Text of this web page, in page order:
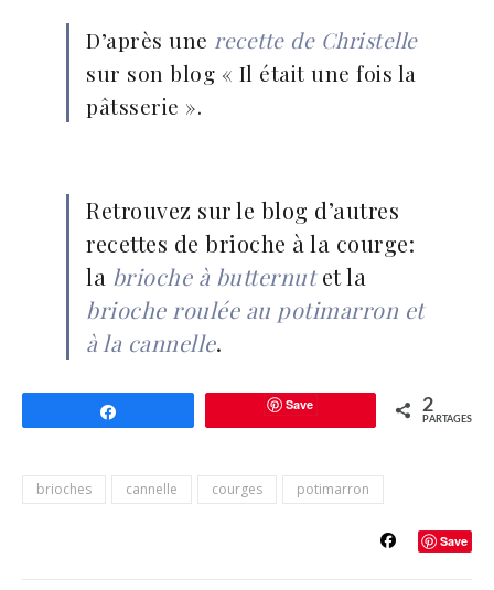
D’après une recette de Christelle
sur son blog « Il était une fois la
pâtsserie ».
Retrouvez sur le blog d’autres
recettes de brioche à la courge:
la brioche à butternutet la
brioche roulée au potimarron et
à la cannelle.
Save 2
PARTAGES
brioches cannelle courges potimarron
Save